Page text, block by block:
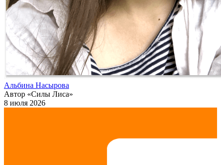
Альбина Насырова
Автор «Силы Лиса»
8 июля 2026